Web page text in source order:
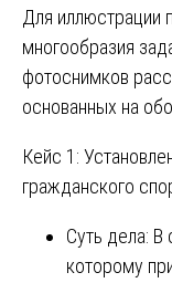
Для иллюстрации
многообразия
фотоснимков
основанных на
Кейс 1:
гражданского
Суть дела:
которому